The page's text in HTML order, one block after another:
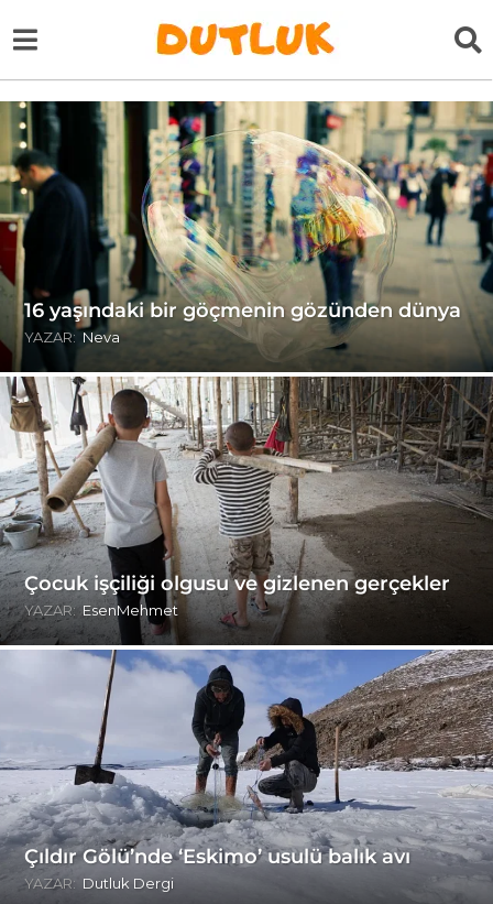
16 yaşındaki bir göçmenin gözünden dünya
YAZAR: Neva
Çocuk işçiliği olgusu ve gizlenen gerçekler
YAZAR: EsenMehmet
Çıldır Gölü’nde ‘Eskimo’ usulü balık avı
YAZAR: Dutluk Dergi